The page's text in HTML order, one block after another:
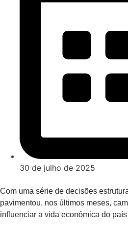
30 de julho de 2025
Com uma série de decisões
pavimentou, nos últimos meses,
influenciar a vida econômica do